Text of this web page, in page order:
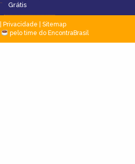
Grátis
Privacidade
Sitemap
pelo time do EncontraBrasil